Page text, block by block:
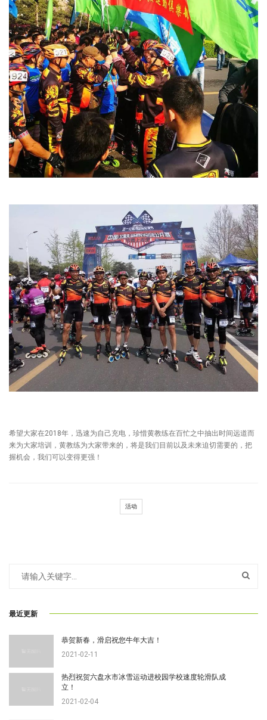
希望大家在2018年，迅速为自己充电，珍惜黄教练在百忙之中抽出时间远道而
来为大家培训，黄教练为大家带来的，将是我们目前以及未来迫切需要的，把
握机会，我们可以变得更强！
活动
最近更新
恭贺新春，滑启祝您牛年大吉！
2021-02-11
热烈祝贺六盘水市冰雪运动进校园学校速度轮滑队成
立！
2021-02-04